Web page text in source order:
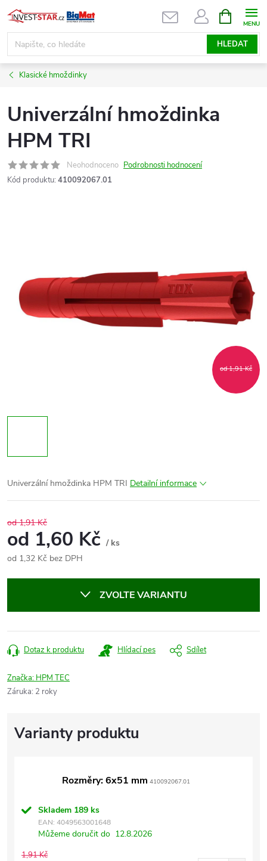
Přejít
na
obsah
HLEDAT
NÁKUPNÍ
KOŠÍK
Klasické hmoždinky
Univerzální hmoždinka
HPM TRI
Neohodnoceno Podrobnosti hodnocení
Kód produktu: 410092067.01
od 1,91 Kč
Univerzální hmoždinka HPM TRI Detailní informace
od 1,91 Kč
od 1,60 Kč / ks
od 1,32 Kč bez DPH
ZVOLTE VARIANTU
Dotaz k produktu Hlídací pes Sdílet
Značka: HPM TEC
Záruka: 2 roky
Rozměry: 6x51 mm 410092067.01
Skladem 189 ks
EAN: 4049563001648
Můžeme doručit do 12.8.2026
1,91 Kč